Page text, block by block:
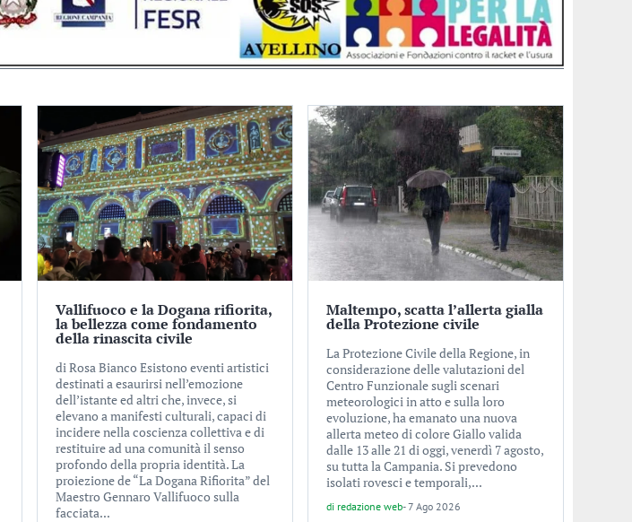
Vallifuoco e la Dogana rifiorita,
la bellezza come fondamento
della rinascita civile
di Rosa Bianco Esistono eventi artistici
destinati a esaurirsi nell’emozione
dell’istante ed altri che, invece, si
elevano a manifesti culturali, capaci di
incidere nella coscienza collettiva e di
restituire ad una comunità il senso
profondo della propria identità. La
proiezione de “La Dogana Rifiorita” del
Maestro Gennaro Vallifuoco sulla
facciata...
Maltempo, scatta l’allerta gialla
della Protezione civile
La Protezione Civile della Regione, in
considerazione delle valutazioni del
Centro Funzionale sugli scenari
meteorologici in atto e sulla loro
evoluzione, ha emanato una nuova
allerta meteo di colore Giallo valida
dalle 13 alle 21 di oggi, venerdì 7 agosto,
su tutta la Campania. Si prevedono
isolati rovesci e temporali,...
di redazione web-7 Ago 2026